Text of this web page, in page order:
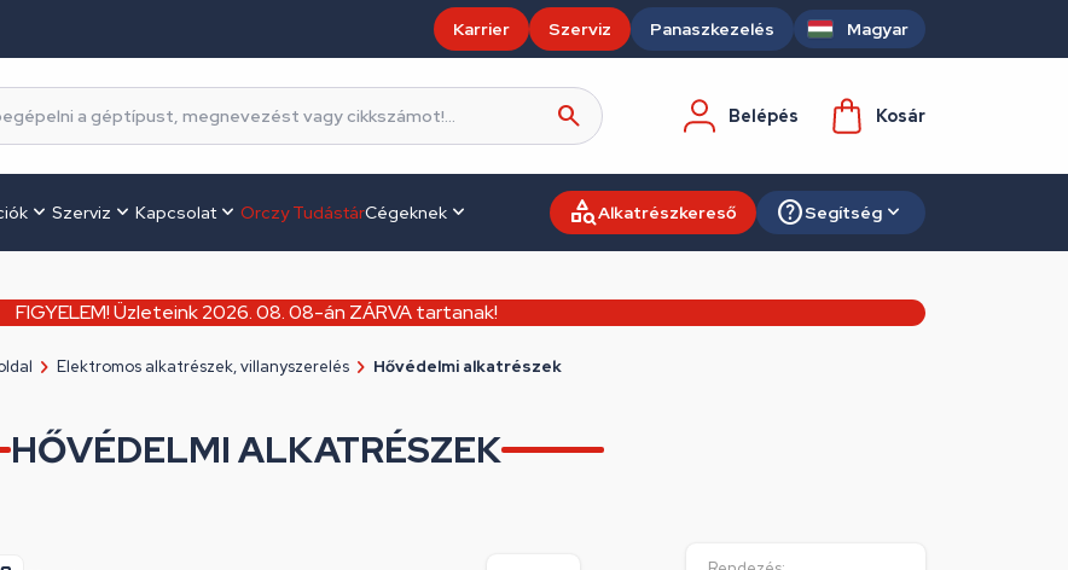
Karrier Szerviz Panaszkezelés Magyar
Belépés Kosár
Szerviz Kapcsolat Orczy TudástárCégeknek Alkatrészkereső Segítség
FIGYELEM! Üzleteink 2026. 08. 08-án ZÁRVA tartanak!
Elektromos alkatrészek, villanyszerelés Hővédelmi alkatrészek
HŐVÉDELMI ALKATRÉSZEK